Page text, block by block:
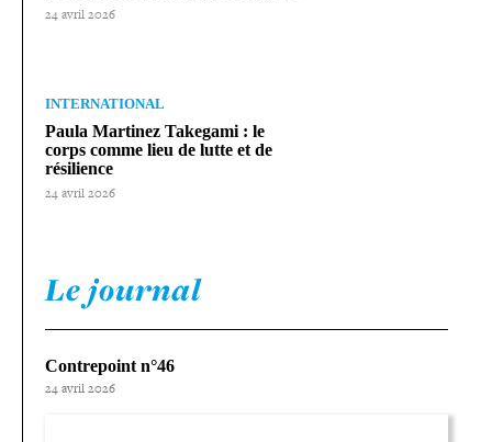
24 avril 2026
INTERNATIONAL
Paula Martinez Takegami : le
corps comme lieu de lutte et de
résilience
24 avril 2026
Le journal
Contrepoint n°46
24 avril 2026